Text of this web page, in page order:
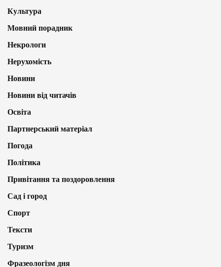
Культура
Мовний порадник
Некрологи
Нерухомість
Новини
Новини від читачів
Освіта
Партнерський матеріал
Погода
Політика
Привітання та поздоровлення
Сад і город
Спорт
Тексти
Туризм
Фразеологізм дня